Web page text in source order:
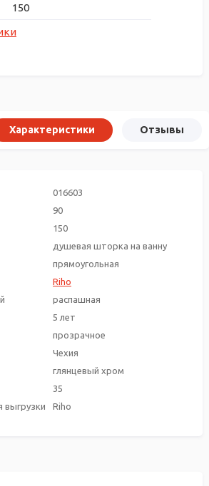
150
Характеристики Отзывы
016603
90
150
душевая шторка на ванну
прямоугольная
Riho
распашная
5 лет
прозрачное
Чехия
глянцевый хром
35
выгрузки
Riho